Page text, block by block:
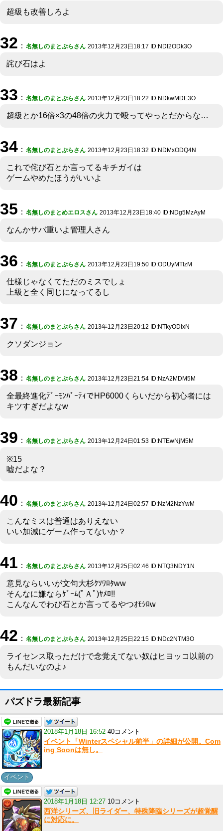
超級も改善しろよ
32 ： 名無しのまとぷらさん 2013年12月23日18:17 ID:NDI2ODk3O
詫び石はよ
33 ： 名無しのまとぷらさん 2013年12月23日18:22 ID:NDkwMDE3O
超級とか16倍×3の48倍の火力で殴ってやっとだからな…
34 ： 名無しのまとぷらさん 2013年12月23日18:32 ID:NDMxODQ4N
これで侘び石とか言ってるキチガイは
ゲームやめたほうがいいよ
35 ： 名無しのまとめエロスさん 2013年12月23日18:40 ID:NDg5MzAyM
なんかサバ重いよ管理人さん
36 ： 名無しのまとぷらさん 2013年12月23日19:50 ID:ODUyMTIzM
仕様じゃなくてただのミスでしょ
上級と全く同じになってるし
37 ： 名無しのまとぷらさん 2013年12月23日20:12 ID:NTkyODIxN
クソダンジョン
38 ： 名無しのまとぷらさん 2013年12月23日21:54 ID:NzA2MDM5M
全最終進化ﾃﾞｰﾓﾝﾊﾟｰﾃｨでHP6000くらいだから初心者には
キツすぎだよなw
39 ： 名無しのまとぷらさん 2013年12月24日01:53 ID:NTEwNjM5M
※15
嘘だよな？
40 ： 名無しのまとぷらさん 2013年12月24日02:57 ID:NzM2NzYwM
こんなミスは普通はありえない
いい加減にゲーム作ってないか？
41 ： 名無しのまとぷらさん 2013年12月25日02:46 ID:NTQ3NDY1N
意見ならいいが文句大杉ｸｿﾜﾛﾀww
そんなに嫌ならｹﾞｰﾑ(ﾟＡﾟ)ﾔﾒﾛ!!
こんなんでわび石とか言ってるやつｵﾓｼﾛw
42 ： 名無しのまとぷらさん 2013年12月25日22:15 ID:NDc2NTM3O
ライセンス取っただけで念覚えてない奴はヒヨッコ以前の
もんだいなのよ♪
パズドラ最新記事
2018年1月18日 16:52 40コメント
イベント「Winterスペシャル前半」の詳細が公開。Com
ing Soonは無し。
イベント
2018年1月18日 12:27 10コメント
西洋シリーズ、旧ライダー、特殊降臨シリーズが超覚醒
に対応に。